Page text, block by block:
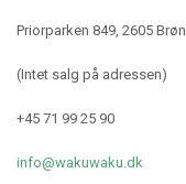
Priorparken 849, 2605
(Intet salg på adressen)
+45 71 99 25 90
info@wakuwaku.dk